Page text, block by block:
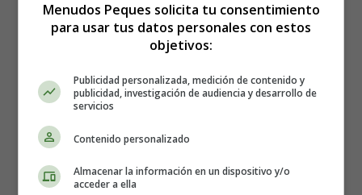
Podemos jugar la historia del videojuego controlando a
Luigi , en vez de a Mario. Para ello, tendremos que
completar los ocho mundos del modo principal, y tras
observar los créditos, volver a cargar la partida. Tras esto,
veremos que hay una nueva tubería en el mundo 1. Tan
solo tendremos que meternos en ella y completar el
castillo del Mundo Especial 1. A partir de ahí, si
pulsamos la letra
personaje.
Menudos Peques solicita tu consentimiento
para usar tus datos personales con estos
objetivos:
Publicidad personalizada, medición de contenido y
publicidad, investigación de audiencia y desarrollo de
servicios
Contenido personalizado
Almacenar la información en un dispositivo y/o
acceder a ella